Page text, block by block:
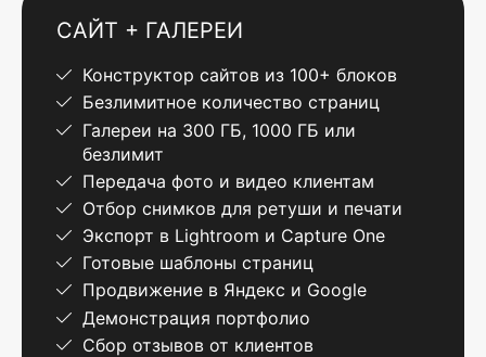
САЙТ + ГАЛЕРЕИ
Конструктор сайтов из 100+ блоков
Безлимитное количество страниц
Галереи на 300 ГБ, 1000 ГБ или
безлимит
Передача фото и видео клиентам
Отбор снимков для ретуши и печати
Экспорт в Lightroom и Capture One
Готовые шаблоны страниц
Продвижение в Яндекс и Google
Демонстрация портфолио
Сбор отзывов от клиентов